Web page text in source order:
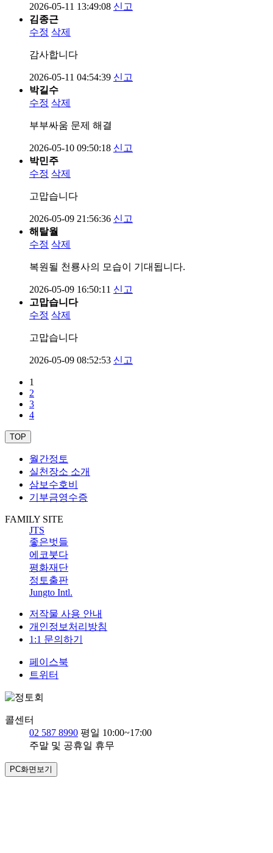
2026-05-11 13:49:08 신고
김종근
수정 삭제
감사합니다
2026-05-11 04:54:39 신고
박길수
수정 삭제
부부싸움 문제 해결
2026-05-10 09:50:18 신고
박민주
수정 삭제
고맙습니다
2026-05-09 21:56:36 신고
해탈월
수정 삭제
복원될 천룡사의 모습이 기대됩니다.
2026-05-09 16:50:11 신고
고맙습니다
수정 삭제
고맙습니다
2026-05-09 08:52:53 신고
1
2
3
4
TOP
월간정토
실천장소 소개
삼보수호비
기부금영수증
FAMILY SITE
JTS
좋은벗들
에코붓다
평화재단
정토출판
Jungto Intl.
저작물 사용 안내
개인정보처리방침
1:1 문의하기
페이스북
트위터
콜센터
02 587 8990 평일 10:00~17:00
주말 및 공휴일 휴무
PC화면보기